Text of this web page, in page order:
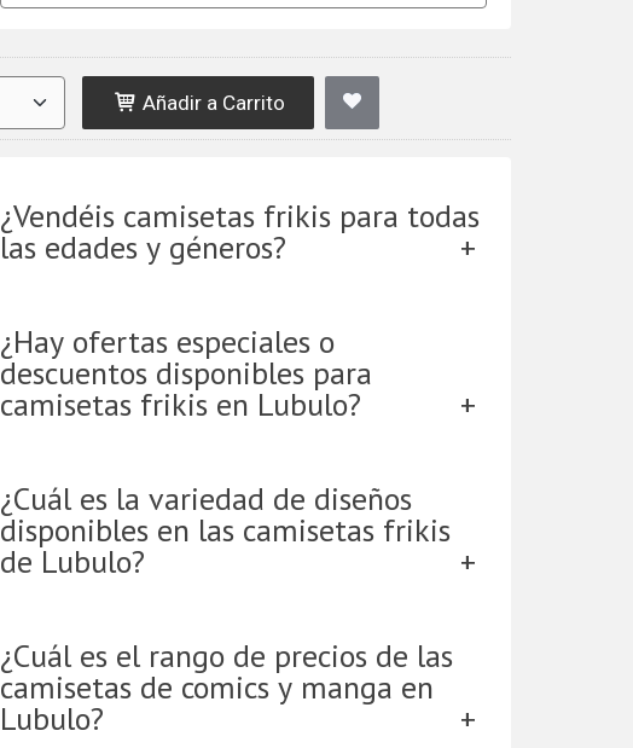
Añadir a Carrito
¿Vendéis camisetas frikis para todas
las edades y géneros?
¿Hay ofertas especiales o
descuentos disponibles para
camisetas frikis en Lubulo?
¿Cuál es la variedad de diseños
disponibles en las camisetas frikis
de Lubulo?
¿Cuál es el rango de precios de las
camisetas de comics y manga en
Lubulo?